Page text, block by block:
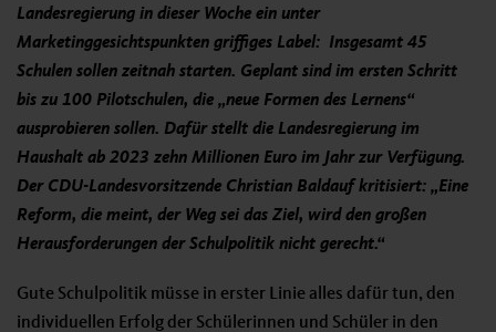
Landesregierung in dieser Woche ein unter
Marketinggesichtspunkten griffiges Label: Insgesamt 45
Schulen sollen zeitnah starten. Geplant sind im ersten Schritt
bis zu 100 Pilotschulen, die „neue Formen des Lernens“
ausprobieren sollen. Dafür stellt die Landesregierung im
Haushalt ab 2023 zehn Millionen Euro im Jahr zur Verfügung.
Der CDU-Landesvorsitzende Christian Baldauf kritisiert: „Eine
Reform, die meint, der Weg sei das Ziel, wird den großen
Herausforderungen der Schulpolitik nicht gerecht.“
Gute Schulpolitik müsse in erster Linie alles dafür tun, den
individuellen Erfolg der Schülerinnen und Schüler in den